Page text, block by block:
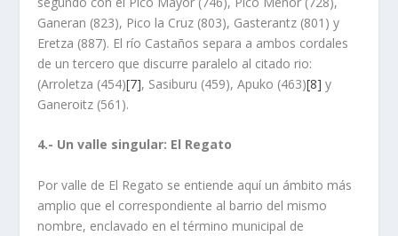
Ganeran (823), Pico la Cruz (803), Gasterantz (801) y
Eretza (887). El río Castaños separa a ambos cordales
de un tercero que discurre paralelo al citado rio:
(Arroletza (454)[7], Sasiburu (459), Apuko (463)[8] y
Ganeroitz (561).
4.- Un valle singular: El Regato
Por valle de El Regato se entiende aquí un ámbito más
amplio que el correspon­diente al barrio del mismo
nombre, enclavado en el término municipal de